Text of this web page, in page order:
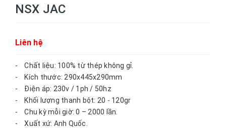
NSX JAC
Liên hệ
- Chất liệu: 100% từ thép không gỉ.
- Kích thước: 290x445x290mm
- Điện áp: 230v / 1ph / 50hz
- Khối lượng thanh bột: 20 - 120gr
- Chu kỳ mỗi giờ: 0 – 2000 lần.
- Xuất xứ: Anh Quốc.